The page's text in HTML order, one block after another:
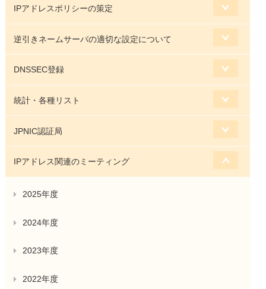
IPアドレスポリシーの策定
逆引きネームサーバの適切な設定について
DNSSEC登録
統計・各種リスト
JPNIC認証局
IPアドレス関連のミーティング
2025年度
2024年度
2023年度
2022年度